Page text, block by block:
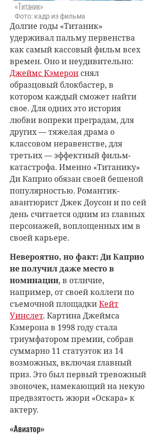
«Титаник»
Фото: кадр из фильма
Долгие годы «Титаник»
удерживал пальму первенства
как самый кассовый фильм всех
времен. Оно и неудивительно:
Джеймс Кэмерон снял
образцовый блокбастер, в
котором каждый сможет найти
свое. Для одних это история
любви вопреки преградам, для
других — тяжелая драма о
классовом неравенстве, для
третьих — эффектный фильм-
катастрофа. Именно «Титанику»
Ди Каприо обязан своей бешеной
популярностью. Романтик-
авантюрист Джек Доусон и по сей
день считается одним из главных
персонажей, воплощенных им в
своей карьере.
Невероятно, но факт: Ди Каприо
не получил даже место в
номинации, в отличие,
например, от своей коллеги по
съемочной площадкиКейт
Уинслет. Картина Джеймса
Кэмерона в 1998 году стала
триумфатором премии, собрав
суммарно 11 статуэток из 14
возможных, включая главный
приз. Это был первый тревожный
звоночек, намекающий на некую
предвзятость жюри «Оскара» к
актеру.
«Авиатор»